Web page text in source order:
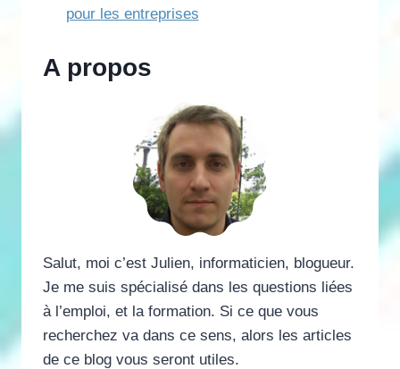
pour les entreprises
A propos
Salut, moi c’est Julien, informaticien, blogueur.
Je me suis spécialisé dans les questions liées
à l’emploi, et la formation. Si ce que vous
recherchez va dans ce sens, alors les articles
de ce blog vous seront utiles.